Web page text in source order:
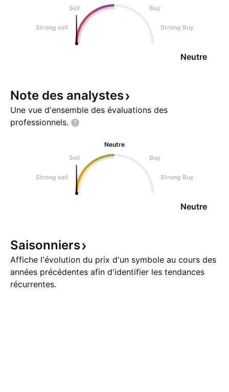
Sell Buy
Strong sell Strong Buy
Neutre
Note des analystes
Une vue d'ensemble des évaluations des
professionnels.
Neutre
Sell
Buy
Strong sell Strong Buy
Neutre
Saisonniers
Affiche l'évolution du prix d'un symbole au cours des
années précédentes afin d'identifier les tendances
récurrentes.